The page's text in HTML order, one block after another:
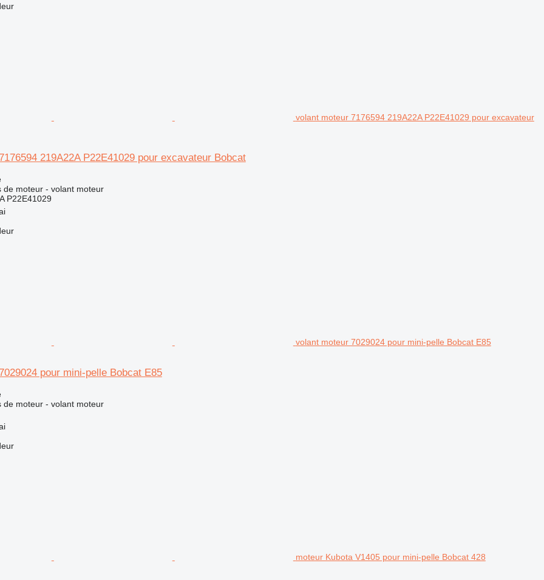
volant moteur 7176594 219A22A P22E41029 pour excavateur
219A22A P22E41029 pour excavateur Bobcat
de moteur - volant moteur
P22E41029
volant moteur 7029024 pour mini-pelle Bobcat E85
pour mini-pelle Bobcat E85
de moteur - volant moteur
moteur Kubota V1405 pour mini-pelle Bobcat 428